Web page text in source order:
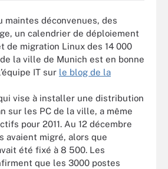
maintes déconvenues, des
un calendrier de déploiement
de migration Linux des 14 000
la ville de Munich est en bonne
IT sur le blog de la
vise à installer une distribution
sur les PC de la ville, a même
pour 2011. Au 12 décembre
avaient migré, alors que
été fixé à 8 500. Les
que les 3000 postes